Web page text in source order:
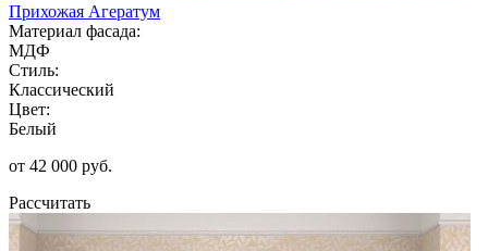
Прихожая Агератум
Материал фасада:
МДФ
Стиль:
Классический
Цвет:
Белый
от 42 000 руб.
Рассчитать